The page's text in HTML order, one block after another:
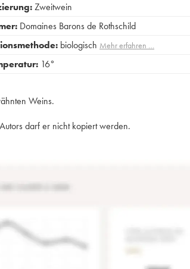
Zweitwein
Domaines Barons de Rothschild
biologisch Mehr erfahren …
16°
Weins.
darf er nicht kopiert werden.